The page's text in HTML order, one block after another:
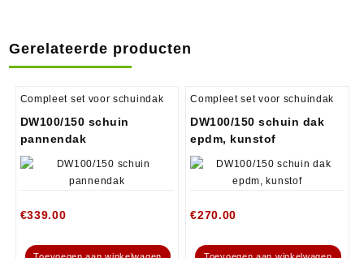
Gerelateerde producten
Compleet set voor schuindak
DW100/150 schuin
pannendak
€339.00
Compleet set voor schuindak
DW100/150 schuin dak
epdm, kunstof
€270.00